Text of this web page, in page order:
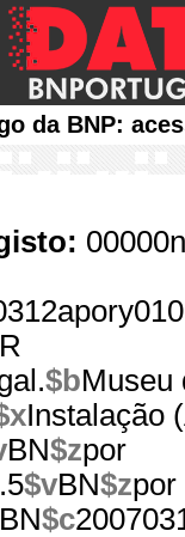
da BNP:
$bMuseu
Instalação
BN$zpor
$vBN$zpor
BN$c